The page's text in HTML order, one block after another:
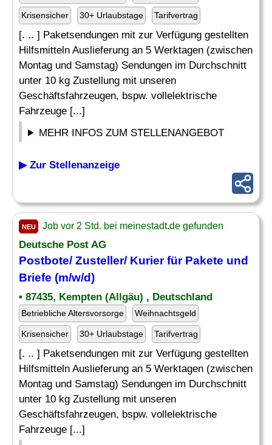
Krisensicher 30+ Urlaubstage Tarifvertrag
[. .. ] Paketsendungen mit zur Verfügung gestellten
Hilfsmitteln Auslieferung an 5 Werktagen (zwischen
Montag und Samstag) Sendungen im Durchschnitt
unter 10 kg Zustellung mit unseren
Geschäftsfahrzeugen, bspw. vollelektrische
Fahrzeuge [...]
MEHR INFOS ZUM STELLENANGEBOT
▶ Zur Stellenanzeige
NEU Job vor 2 Std. bei meinestadt.de gefunden
Deutsche Post AG
Postbote/ Zusteller/ Kurier für Pakete und
Briefe (m/w/d)
• 87435, Kempten (Allgäu) , Deutschland
Betriebliche Altersvorsorge Weihnachtsgeld
Krisensicher 30+ Urlaubstage Tarifvertrag
[. .. ] Paketsendungen mit zur Verfügung gestellten
Hilfsmitteln Auslieferung an 5 Werktagen (zwischen
Montag und Samstag) Sendungen im Durchschnitt
unter 10 kg Zustellung mit unseren
Geschäftsfahrzeugen, bspw. vollelektrische
Fahrzeuge [...]